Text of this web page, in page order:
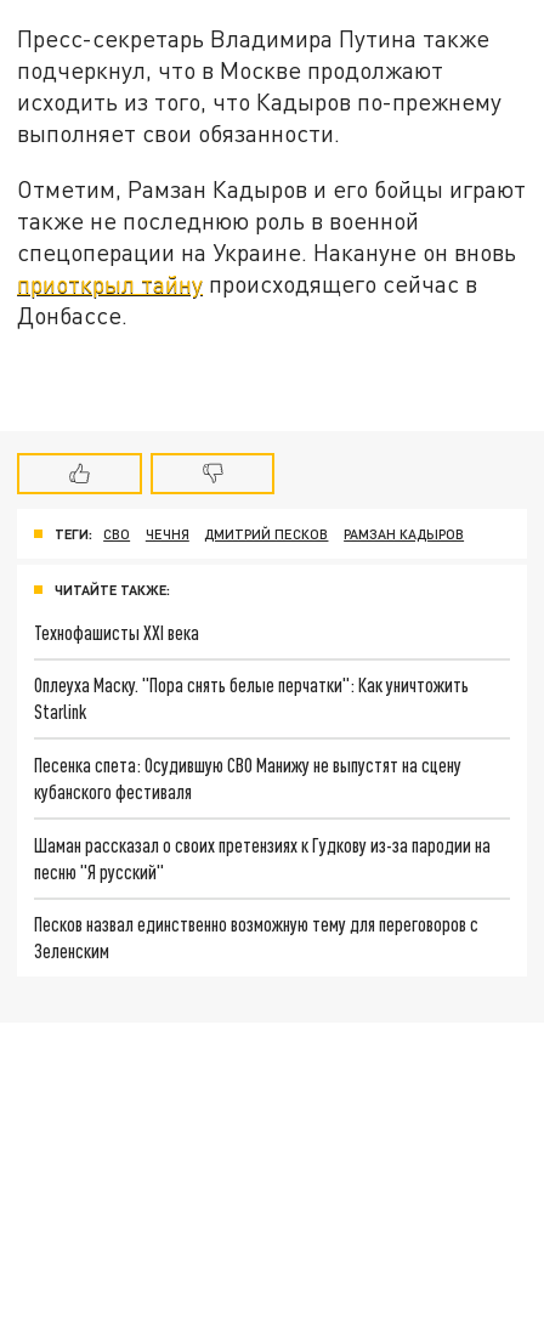
Пресс-секретарь Владимира Путина также
подчеркнул, что в Москве продолжают
исходить из того, что Кадыров по-прежнему
выполняет свои обязанности.
Отметим, Рамзан Кадыров и его бойцы играют
также не последнюю роль в военной
спецоперации на Украине. Накануне он вновь
приоткрыл тайну происходящего сейчас в
Донбассе.
ТЕГИ: СВО ЧЕЧНЯ ДМИТРИЙ ПЕСКОВ РАМЗАН КАДЫРОВ
ЧИТАЙТЕ ТАКЖЕ:
Технофашисты XXI века
Оплеуха Маску. "Пора снять белые перчатки": Как уничтожить
Starlink
Песенка спета: Осудившую СВО Манижу не выпустят на сцену
кубанского фестиваля
Шаман рассказал о своих претензиях к Гудкову из-за пародии на
песню "Я русский"
Песков назвал единственно возможную тему для переговоров с
Зеленским